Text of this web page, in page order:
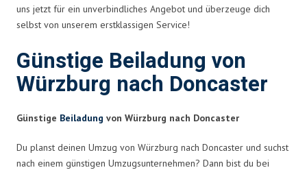
uns jetzt für ein unverbindliches Angebot und überzeuge dich
selbst von unserem erstklassigen Service!
Günstige Beiladung von
Würzburg nach Doncaster
Günstige Beiladung von Würzburg nach Doncaster
Du planst deinen Umzug von Würzburg nach Doncaster und suchst
nach einem günstigen Umzugsunternehmen? Dann bist du bei